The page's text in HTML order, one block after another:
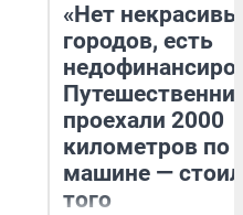
«Нет
городов, есть
проехали 2000
километров по
машине —
того